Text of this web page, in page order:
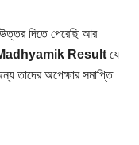
দিতে পেরেছি আর
Result যে
তাদের অপেক্ষার সমাপ্তি